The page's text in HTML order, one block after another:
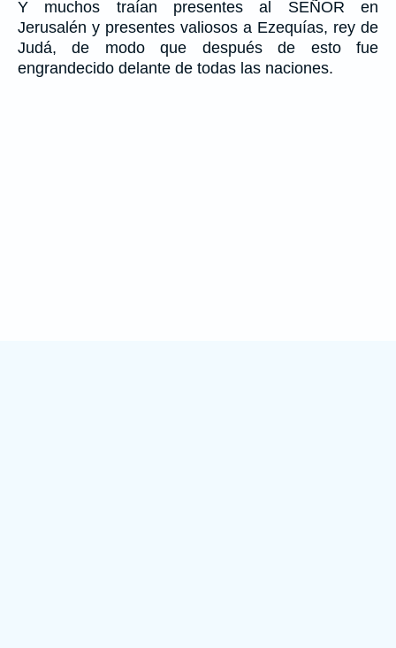
Y muchos traían presentes al SEÑOR en
Jerusalén y presentes valiosos a Ezequías, rey de
Judá, de modo que después de esto fue
engrandecido delante de todas las naciones.